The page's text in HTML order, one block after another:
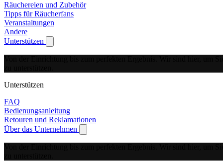
Räuchereien und Zubehör
Tipps für Räucherfans
Veranstaltungen
Andere
Unterstützen
Show submenu for Unterstützen
Unterstützen
FAQ
Bedienungsanleitung
Retouren und Reklamationen
Über das Unternehmen
Show submenu for Über das Unternehmen